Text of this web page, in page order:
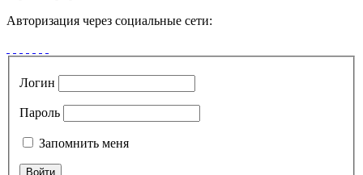
Авторизация через социальные сети:
Логин
Пароль
Запомнить меня